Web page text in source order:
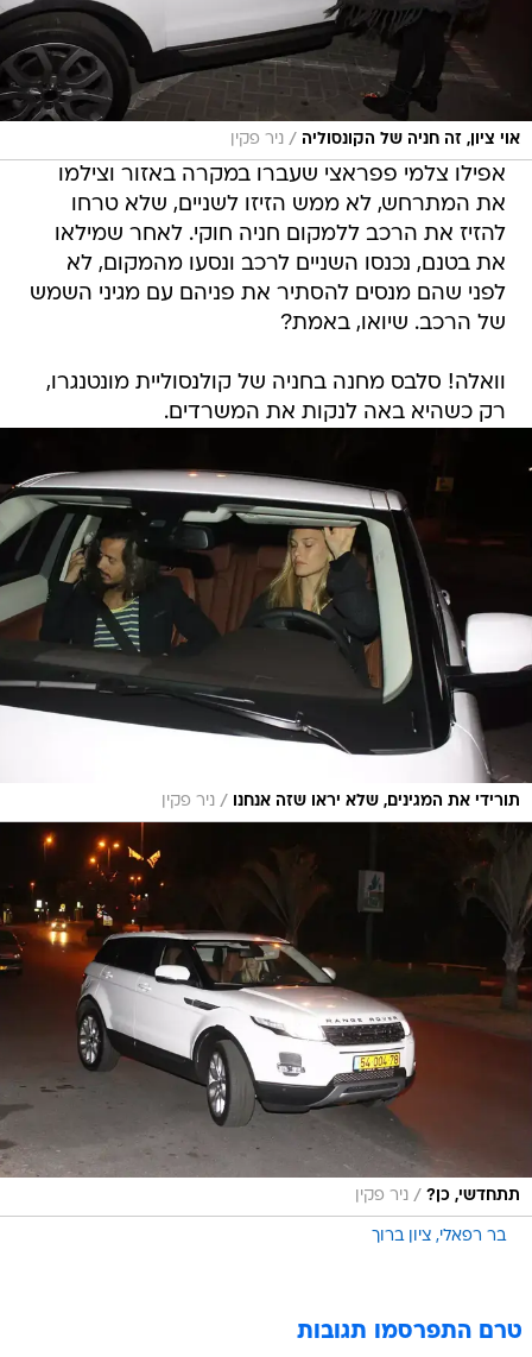
אוי ציון, זה חניה של הקונסוליה / ניר פקין
אפילו צלמי פפראצי שעברו במקרה באזור וצילמו
את המתרחש, לא ממש הזיזו לשניים, שלא טרחו
להזיז את הרכב ללמקום חניה חוקי. לאחר שמילאו
את בטנם, נכנסו השניים לרכב ונסעו מהמקום, לא
לפני שהם מנסים להסתיר את פניהם עם מגיני השמש
של הרכב. שיואו, באמת?
וואלה! סלבס מחנה בחניה של קולנסוליית מונטנגרו,
רק כשהיא באה לנקות את המשרדים.
תורידי את המגינים, שלא יראו שזה אנחנו / ניר פקין
תתחדשי, כן? / ניר פקין
בר רפאלי ציון ברוך
טרם התפרסמו תגובות